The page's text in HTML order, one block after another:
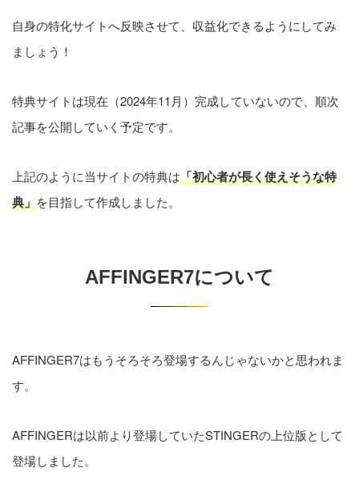
自身の特化サイトへ反映させて、収益化できるようにしてみ
ましょう！
特典サイトは現在（2024年11月）完成していないので、順次
記事を公開していく予定です。
上記のように当サイトの特典は「初心者が長く使えそうな特
典」を目指して作成しました。
AFFINGER7について
AFFINGER7はもうそろそろ登場するんじゃないかと思われま
す。
AFFINGERは以前より登場していたSTINGERの上位版として
登場しました。